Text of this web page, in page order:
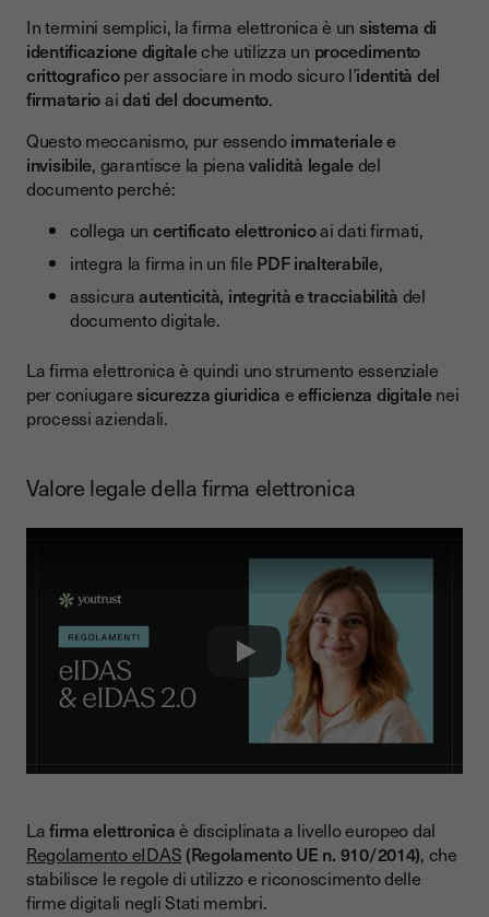
In termini semplici, la firma elettronica è un sistema di
identificazione digitaleche utilizza un procedimento
crittograficoper associare in modo sicuro l’identità del
firmatarioaidati del documento.
Questo meccanismo, pur essendoimmateriale e
invisibile, garantisce la pienavalidità legaledel
documento perché:
collega un certificato elettronicoai dati firmati,
integra la firma in un file PDF inalterabile,
assicuraautenticità, integrità e tracciabilità del
documento digitale.
La firma elettronica è quindi uno strumento essenziale
per coniugaresicurezza giuridica eefficienza digitalenei
processi aziendali.
Valore legale della firma elettronica
Play
Lafirma elettronicaè disciplinata a livello europeo dal
Regolamento eIDAS (Regolamento UE n. 910/2014), che
stabilisce le regole di utilizzo e riconoscimento delle
firme digitali negli Stati membri.